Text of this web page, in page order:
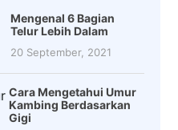
Mengenal 6 Bagian
Telur Lebih Dalam
20 September, 2021
Cara Mengetahui Umur
Kambing Berdasarkan
Gigi